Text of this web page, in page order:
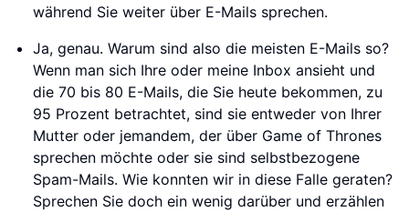
während Sie weiter über E-Mails sprechen.
Ja, genau. Warum sind also die meisten E-Mails so?
Wenn man sich Ihre oder meine Inbox ansieht und
die 70 bis 80 E-Mails, die Sie heute bekommen, zu
95 Prozent betrachtet, sind sie entweder von Ihrer
Mutter oder jemandem, der über Game of Thrones
sprechen möchte oder sie sind selbstbezogene
Spam-Mails. Wie konnten wir in diese Falle geraten?
Sprechen Sie doch ein wenig darüber und erzählen